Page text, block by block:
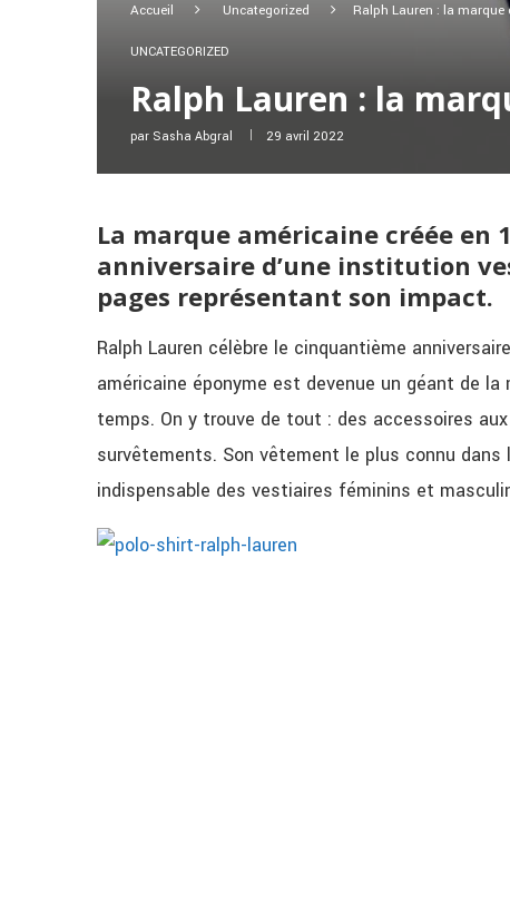
Accueil Uncategorized Ralph Lauren : la
UNCATEGORIZED
Ralph Lauren : la
par Sasha Abgral 29 avril 2022
La marque américaine créée en
anniversaire d’une institution
pages représentant son impact.
Ralph Lauren célèbre le cinquantième
américaine éponyme est devenue un géant de
temps. On y trouve de tout : des accessoires
survêtements. Son vêtement le plus connu
indispensable des vestiaires féminins et